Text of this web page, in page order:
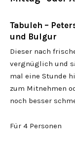
Tabuleh –
und Bulgur
Dieser nach
vergnüglich und
mal eine Stunde
zum Mitnehmen
noch besser
Für 4 Personen